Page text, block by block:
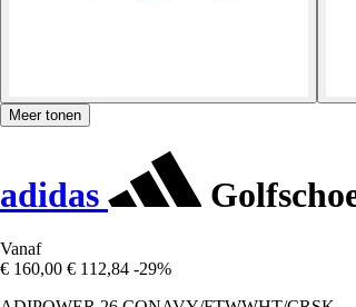
Meer tonen
adidas
Vanaf
€ 160,00 € 112,84 -29%